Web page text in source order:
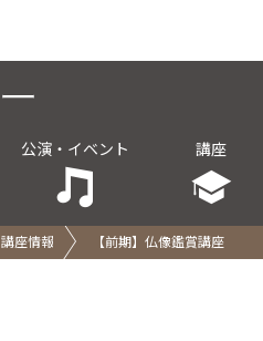
公演・イベント 講座
講座情報 【前期】仏像鑑賞講座